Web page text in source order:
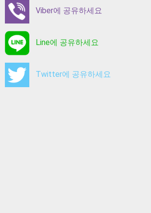
Viber에 공유하세요
Line에 공유하세요
Twitter에 공유하세요